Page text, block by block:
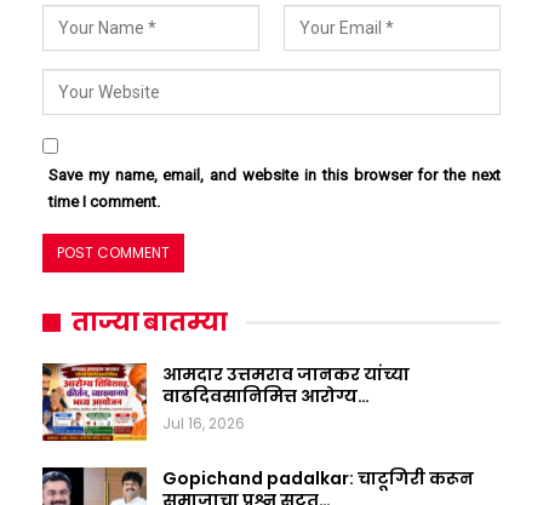
Save my name, email, and website in this browser for the next
time I comment.
ताज्या बातम्या
आमदार उत्तमराव जानकर यांच्या
वाढदिवसानिमित्त आरोग्य…
Jul 16, 2026
Gopichand padalkar: चाटूगिरी करून
समाजाचा प्रश्न सुटत…